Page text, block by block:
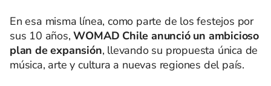
En esa misma línea, como parte de los festejos por
sus 10 años,WOMAD Chile anunció un ambicioso
plan de expansión, llevando su propuesta única de
música, arte y cultura a nuevas regiones del país.